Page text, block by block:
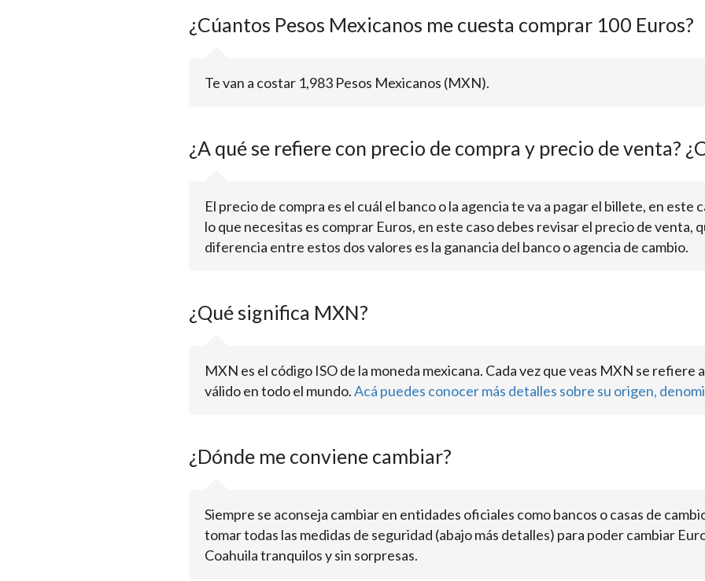
¿Cúantos Pesos Mexicanos me cuesta comprar 100 Euros?
Te van a costar 1,983 Pesos Mexicanos (MXN).
¿A qué se refiere con precio de compra y precio de venta?
El precio de compra es el cuál el banco o la agencia te va a pagar el billete, en este
lo que necesitas es comprar Euros, en este caso debes revisar el precio de venta,
diferencia entre estos dos valores es la ganancia del banco o agencia de cambio.
¿Qué significa MXN?
MXN es el código ISO de la moneda mexicana. Cada vez que veas MXN se refiere
válido en todo el mundo.Acá puedes conocer más detalles sobre su origen,
¿Dónde me conviene cambiar?
Siempre se aconseja cambiar en entidades oficiales como bancos o casas de
tomar todas las medidas de seguridad (abajo más detalles) para poder cambiar
Coahuila tranquilos y sin sorpresas.